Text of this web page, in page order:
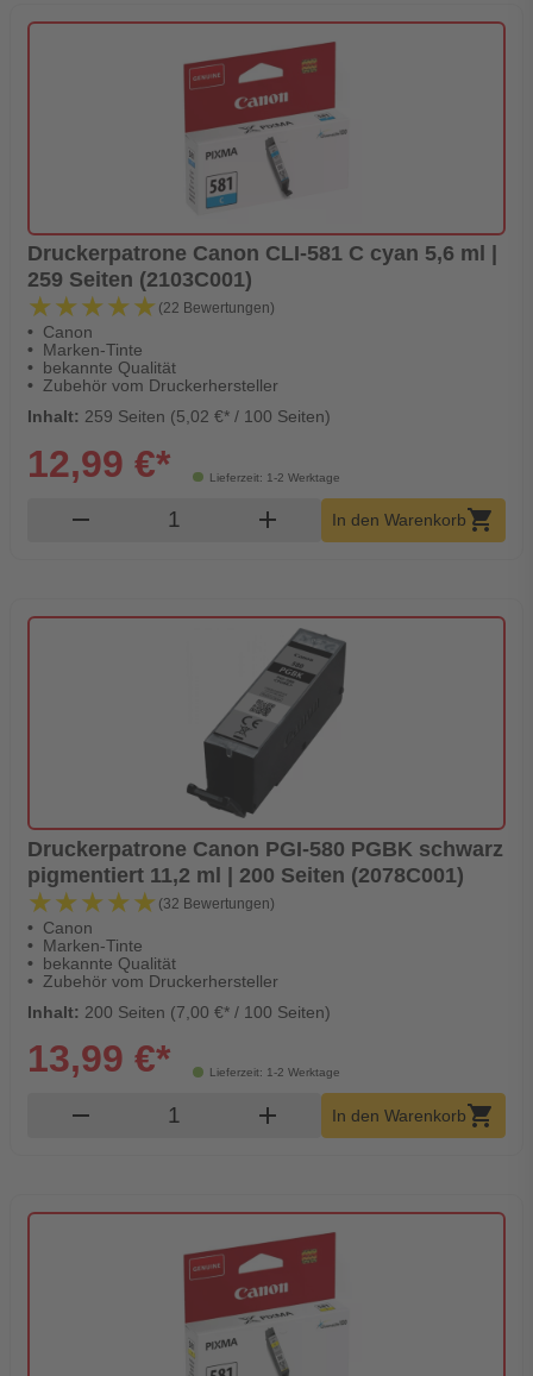
Druckerpatrone Canon CLI-581 C cyan 5,6 ml |
259 Seiten (2103C001)
★★★★★
★★★★★ (22 Bewertungen)
Canon
Marken-Tinte
bekannte Qualität
Zubehör vom Druckerhersteller
Inhalt: 259 Seiten (5,02 €* / 100 Seiten)
Lieferzeit: 1-2 Werktage
12,99 €*
remove Produkt Warenkorb Menge
add In den Warenkorb shopping_cart
Druckerpatrone Canon PGI-580 PGBK schwarz
pigmentiert 11,2 ml | 200 Seiten (2078C001)
★★★★★
★★★★★ (32 Bewertungen)
Canon
Marken-Tinte
bekannte Qualität
Zubehör vom Druckerhersteller
Inhalt: 200 Seiten (7,00 €* / 100 Seiten)
Lieferzeit: 1-2 Werktage
13,99 €*
remove Produkt Warenkorb Menge
add In den Warenkorbshopping_cart